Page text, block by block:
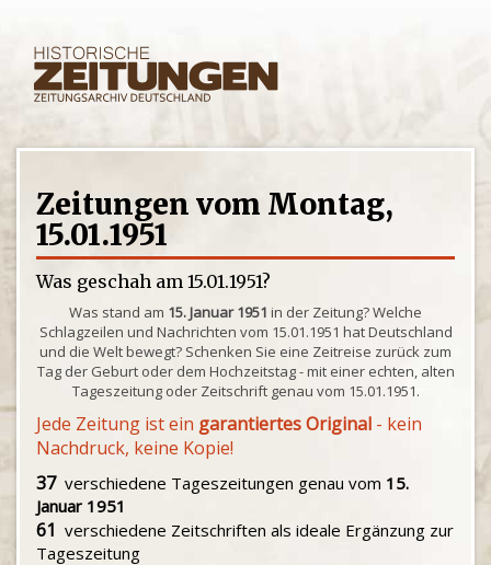
Zeitungen vom Montag,
15.01.1951
Was geschah am 15.01.1951?
Was stand am 15. Januar 1951 in der Zeitung? Welche
Schlagzeilen und Nachrichten vom 15.01.1951 hat Deutschland
und die Welt bewegt? Schenken Sie eine Zeitreise zurück zum
Tag der Geburt oder dem Hochzeitstag - mit einer echten, alten
Tageszeitung oder Zeitschrift genau vom 15.01.1951.
Jede Zeitung ist ein garantiertes Original - kein
Nachdruck, keine Kopie!
37verschiedene Tageszeitungen genau vom 15.
Januar 1951
61 verschiedene Zeitschriften als ideale Ergänzung zur
Tageszeitung